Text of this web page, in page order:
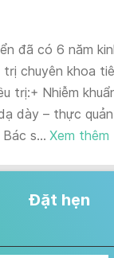
đã có 6 năm
chuyên khoa
trị:+ Nhiễm
dày – thực
s... Xem thêm
Đặt hẹn